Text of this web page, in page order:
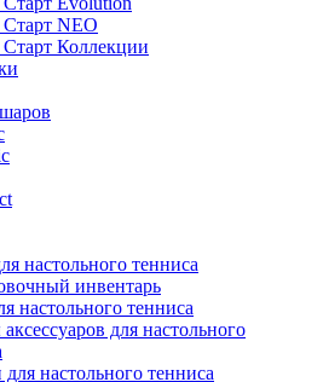
NEO
Коллекции
настольного тенниса
инвентарь
настольного тенниса
для настольного
для настольного тенниса